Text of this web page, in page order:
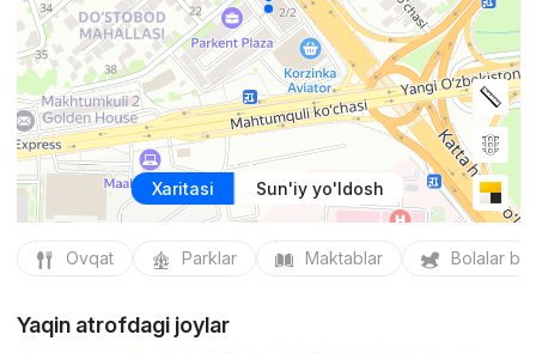
Xaritasi Sun'iy yo'ldosh
Ovqat Parklar Maktablar Bolalar
Yaqin atrofdagi joylar